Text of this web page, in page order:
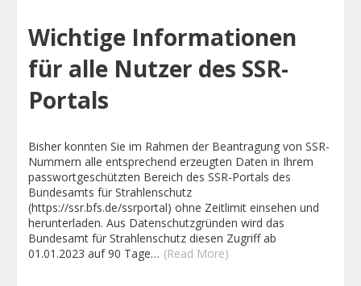
Wichtige Informationen
für alle Nutzer des SSR-
Portals
Bisher konnten Sie im Rahmen der Beantragung von SSR-
Nummern alle entsprechend erzeugten Daten in Ihrem
passwortgeschützten Bereich des SSR-Portals des
Bundesamts für Strahlenschutz
(https://ssr.bfs.de/ssrportal) ohne Zeitlimit einsehen und
herunterladen. Aus Datenschutzgründen wird das
Bundesamt für Strahlenschutz diesen Zugriff ab
01.01.2023 auf 90 Tage… (Read More)